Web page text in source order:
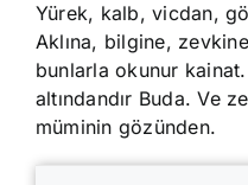
Yürek, kalb, vicdan,
Aklına, bilgine,
bunlarla okunur
altındandır Buda. Ve
müminin gözünden.